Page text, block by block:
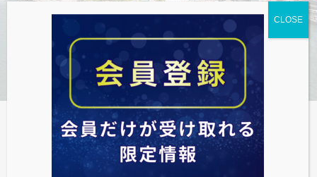
相続・事業承継
経済情報